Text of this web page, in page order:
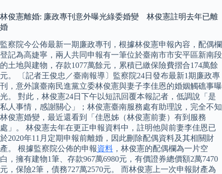
林俊憲離婚: 廉政專刊意外曝光綠委婚變 林俊憲註明去年已離
婚
監察院今公佈最新一期廉政專刊，根據林俊憲申報內容，配偶欄
登記為高婕寧，兩人共同申報有一筆位於臺南市市安平區新南段
的土地與建物，存款1077萬餘元，累積已繳保險費摺合174萬餘
元。 〔記者王俊忠／臺南報導〕監察院24日發布最新1期廉政專
刊，意外讓臺南民進黨立委林俊憲與妻子李佳恩的婚姻觸礁事曝
光。 對此，林俊憲24日下午以短訊回覆本報記者，低調說「是
私人事情，感謝關心」；林俊憲臺南服務處有助理說，完全不知
林俊憲婚變，最近還看到「佳恩姊（林俊憲前妻）有到服務
處」。 林俊憲去年在更正申報資料中，註明他與前妻李佳恩已
於2020年11月定期申報前離婚，因此刪除配偶資料及其相關財
產。 根據監察院公佈的申報資料 ，林俊憲的配偶欄為一片空
白，擁有建物1筆、存款967萬6980元，有價證券總價額2萬7470
元，保險2筆，債務727萬2570元。 而林俊憲上一次申報財產為